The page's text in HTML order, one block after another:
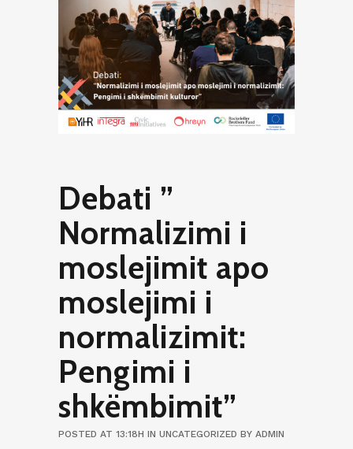
Debati ”
Normalizimi i
moslejimit apo
moslejimi i
normalizimit:
Pengimi i
shkëmbimit”
POSTED AT 13:18H IN UNCATEGORIZED BY ADMIN